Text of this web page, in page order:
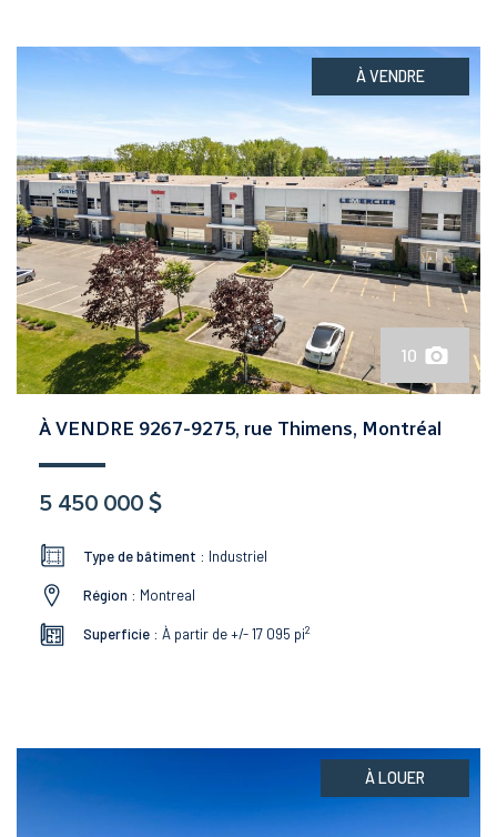
À VENDRE
10
À VENDRE 9267-9275, rue Thimens, Montréal
5 450 000 $
Type de bâtiment : Industriel
Région : Montreal
Superficie : À partir de +/- 17 095 pi2
À LOUER